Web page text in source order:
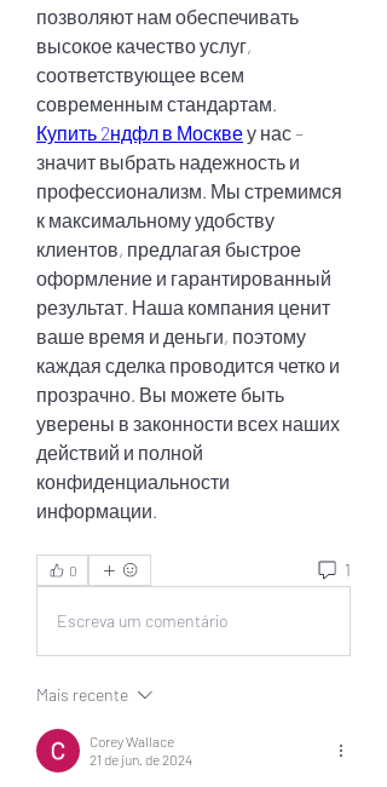
позволяют нам обеспечивать
высокое качество услуг,
соответствующее всем
современным стандартам.
Купить 2ндфл в Москве у нас –
значит выбрать надежность и
профессионализм. Мы стремимся
к максимальному удобству
клиентов, предлагая быстрое
оформление и гарантированный
результат. Наша компания ценит
ваше время и деньги, поэтому
каждая сделка проводится четко и
прозрачно. Вы можете быть
уверены в законности всех наших
действий и полной
конфиденциальности
информации.
0 1
Escreva um comentário
Mais recente
Corey Wallace
21 de jun. de 2024